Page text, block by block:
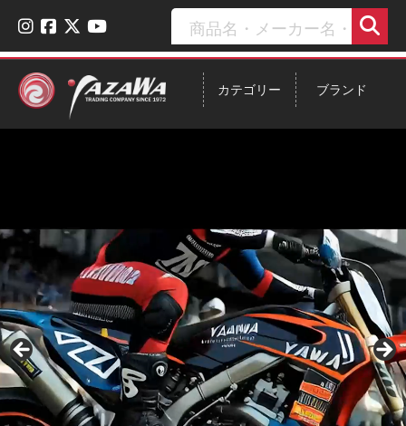
ブランド
カテゴリー
ヤザワはMotionProの正規代理
店です
詳しく見る